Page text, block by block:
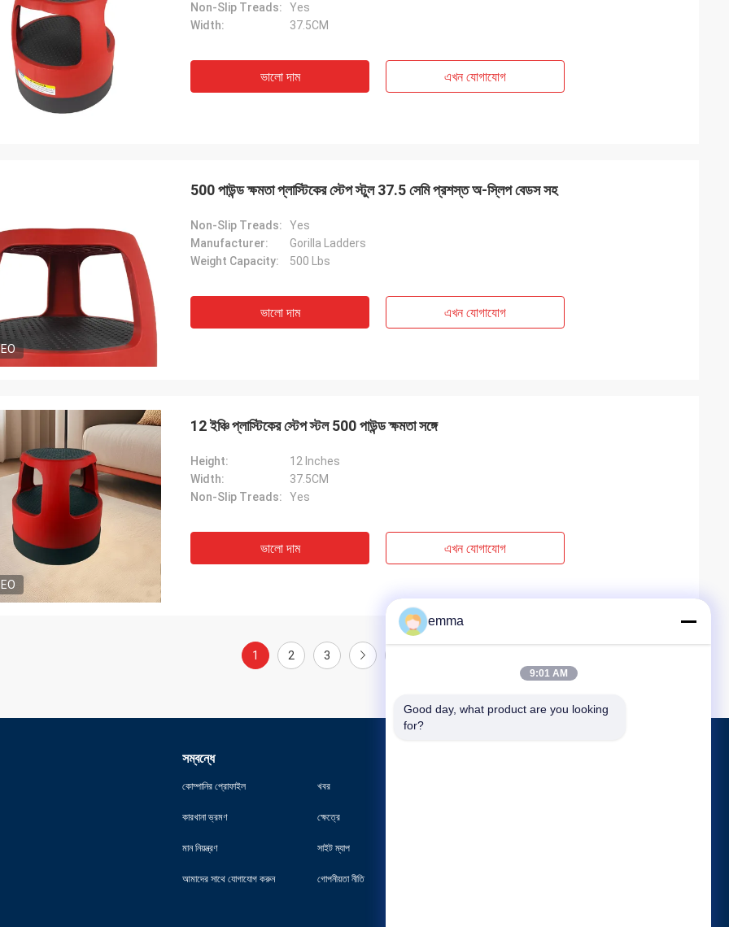
Non-Slip Treads:
Yes
Width:
37.5CM
ভালো দাম এখন যোগাযোগ
500 পাউন্ড ক্ষমতা প্লাস্টিকের স্টেপ স্টুল 37.5 সেমি প্রশস্ত অ-স্লিপ বেডস সহ
Non-Slip Treads:
Yes
Manufacturer:
Gorilla Ladders
Weight Capacity:
500 Lbs
ভালো দাম এখন যোগাযোগ
12 ইঞ্চি প্লাস্টিকের স্টেপ স্টল 500 পাউন্ড ক্ষমতা সঙ্গে
Height:
12 Inches
Width:
37.5CM
Non-Slip Treads:
Yes
ভালো দাম এখন যোগাযোগ
1 2 3
সম্বন্ধে
কোম্পানির প্রোফাইল
কারখানা ভ্রমণ
মান নিয়ন্ত্রণ
আমাদের সাথে যোগাযোগ করুন
খবর
ক্ষেত্রে
সাইট ম্যাপ
গোপনীয়তা নীতি
emma
9:01 AM
Good day, what product are you looking
for?